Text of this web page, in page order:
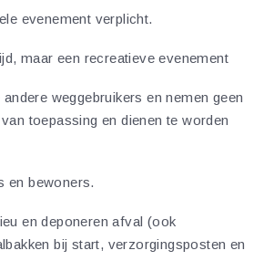
evenement verplicht.
maar een recreatieve evenement
weggebruikers en nemen geen
toepassing en dienen te worden
en bewoners.
en deponeren afval (ook
bij start, verzorgingsposten en